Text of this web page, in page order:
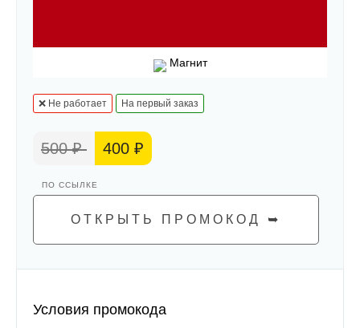
Магнит
❌ Не работает На первый заказ
500 ₽ 400 ₽
ОТКРЫТЬ ПРОМОКОД ➥
Условия промокода